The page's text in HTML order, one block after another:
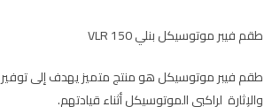
طقم فيبر موتوسيكل بنلي VLR 150
طقم فيبر موتوسيكل هو منتج متميز يهدف إلى توفير
والإثارة لراكبي الموتوسيكل أثناء قيادتهم.